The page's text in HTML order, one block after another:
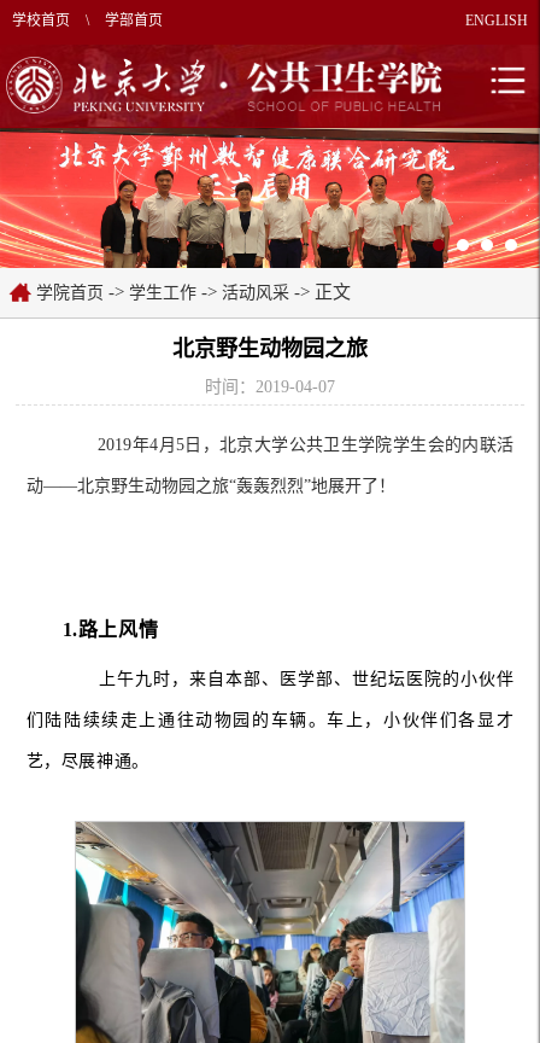
学校首页 \ 学部首页 ENGLISH
学院首页 -> 学生工作 -> 活动风采 -> 正文
北京野生动物园之旅
时间：2019-04-07
2019年4月5日，北京大学公共卫生学院学生会的内联活
动——北京野生动物园之旅“轰轰烈烈”地展开了！
1.路上风情
上午九时，来自本部、医学部、世纪坛医院的小伙伴
们陆陆续续走上通往动物园的车辆。车上，小伙伴们各显才
艺，尽展神通。